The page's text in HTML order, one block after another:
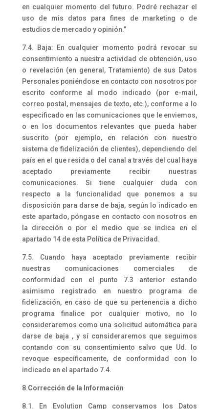
en cualquier momento del futuro. Podré rechazar el
uso de mis datos para fines de marketing o de
estudios de mercado y opinión.”
7.4. Baja: En cualquier momento podrá revocar su
consentimiento a nuestra actividad de obtención, uso
o revelación (en general, Tratamiento) de sus Datos
Personales poniéndose en contacto con nosotros por
escrito conforme al modo indicado (por e-mail,
correo postal, mensajes de texto, etc.), conforme a lo
especificado en las comunicaciones que le enviemos,
o en los documentos relevantes que pueda haber
suscrito (por ejemplo, en relación con nuestro
sistema de fidelización de clientes), dependiendo del
país en el que resida o del canal a través del cual haya
aceptado previamente recibir nuestras
comunicaciones. Si tiene cualquier duda con
respecto a la funcionalidad que ponemos a su
disposición para darse de baja, según lo indicado en
este apartado, póngase en contacto con nosotros en
la dirección o por el medio que se indica en el
apartado 14 de esta Política de Privacidad.
7.5. Cuando haya aceptado previamente recibir
nuestras comunicaciones comerciales de
conformidad con el punto 7.3 anterior estando
asimismo registrado en nuestro programa de
fidelización, en caso de que su pertenencia a dicho
programa finalice por cualquier motivo, no lo
consideraremos como una solicitud automática para
darse de baja , y sí consideraremos que seguimos
contando con su consentimiento salvo que Ud. lo
revoque específicamente, de conformidad con lo
indicado en el apartado 7.4.
8.Corrección de la Información
8.1. En Evolution Camp conservamos los Datos